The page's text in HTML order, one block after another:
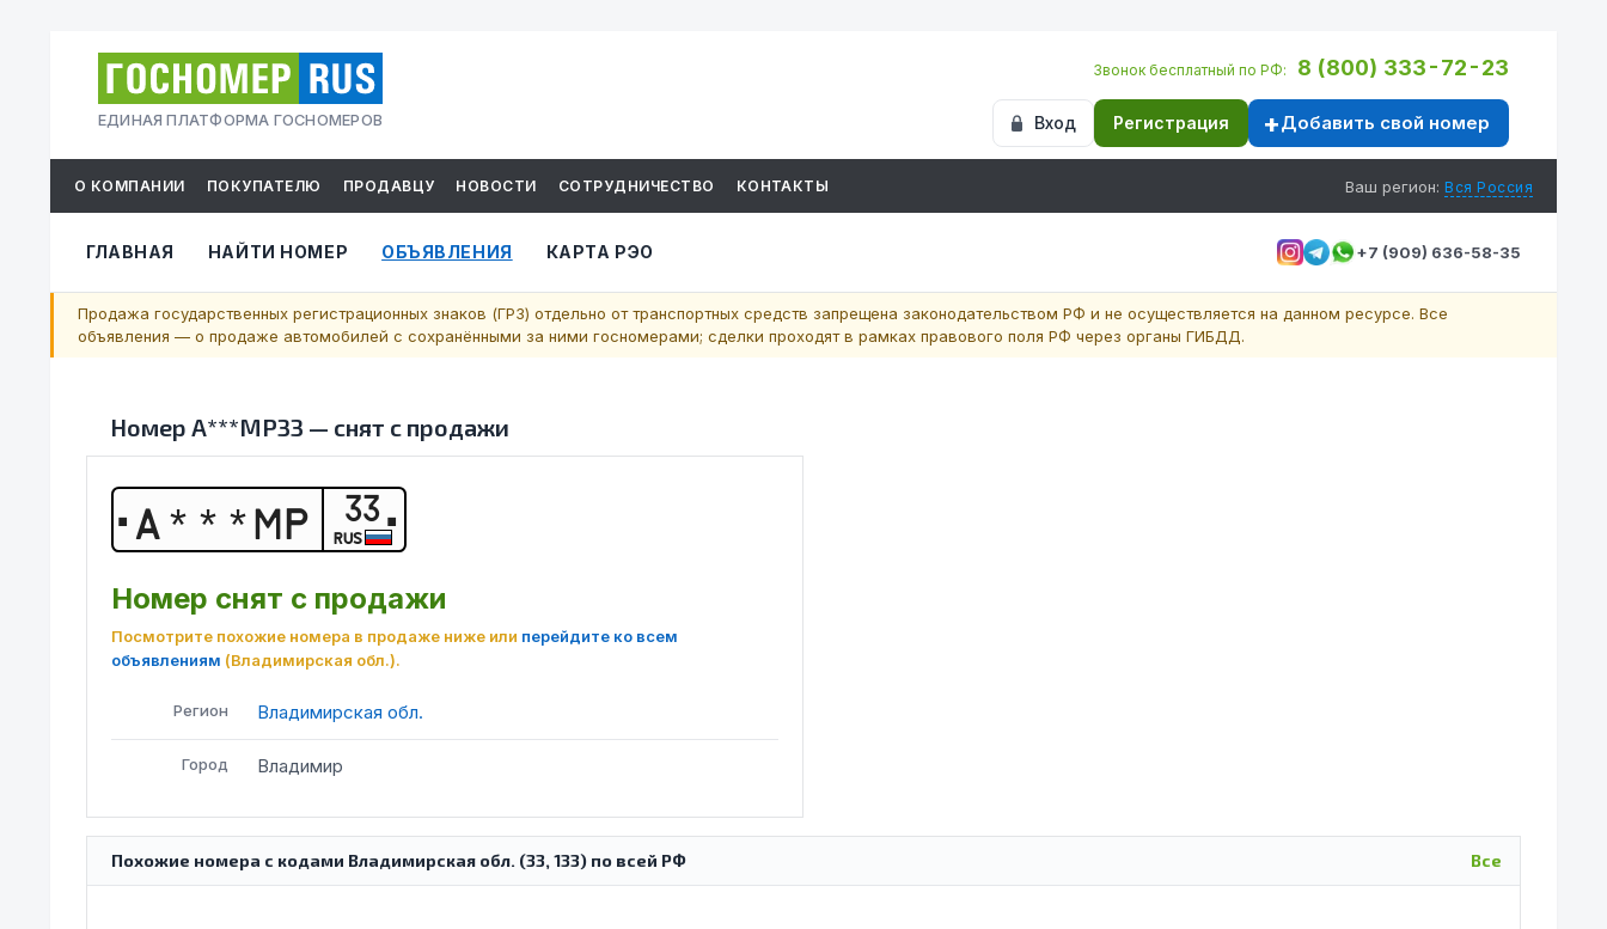
ЕДИНАЯ ПЛАТФОРМА ГОСНОМЕРОВ
Звонок бесплатный по РФ: 8 (800) 333-72-23
Вход Регистрация Добавить свой номер
О КОМПАНИИ ПОКУПАТЕЛЮ ПРОДАВЦУ НОВОСТИ СОТРУДНИЧЕСТВО КОНТАКТЫ Ваш регион: Вся Россия
ГЛАВНАЯ НАЙТИ НОМЕР ОБЪЯВЛЕНИЯ КАРТА РЭО +7 (909) 636-58-35
Продажа государственных регистрационных знаков (ГРЗ) отдельно от транспортных средств запрещена законодательством РФ и не осуществляется на данном ресурсе. Все
объявления — о продаже автомобилей с сохранёнными за ними госномерами; сделки проходят в рамках правового поля РФ через органы ГИБДД.
Номер А***МР33 — снят с продажи
А * * * МР 33
RUS
Номер снят с продажи
Посмотрите похожие номера в продаже ниже или перейдите ко всем
объявлениям (Владимирская обл.).
Регион Владимирская обл.
Город Владимир
Все
Похожие номера с кодами Владимирская обл. (33, 133) по всей РФ